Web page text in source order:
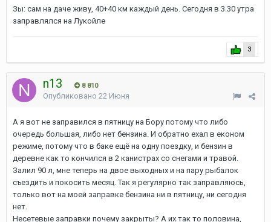
Зы: сам на даче живу, 40+40 км каждый день. Сегодня в 3.30 утра
заправлялся на Лукойле
3
n13 8 810
Опубликовано 22 Июня
А я вот не заправился в пятницу на Бору потому что либо
очередь большая, либо нет бензина. И обратно ехал в економ
режиме, потому что в баке ещё на одну поездку, и бензин в
деревне как то кончился в 2 канистрах со снегами и травой.
Залил 90 л, мне теперь на двое выходных и на пару рыбалок
съездить и покосить месяц. Так я регулярно так заправляюсь,
только вот на моей заправке бензина ни в пятницу, ни сегодня
нет.
Несетевые заправки почему закрыты? А их так то половина,